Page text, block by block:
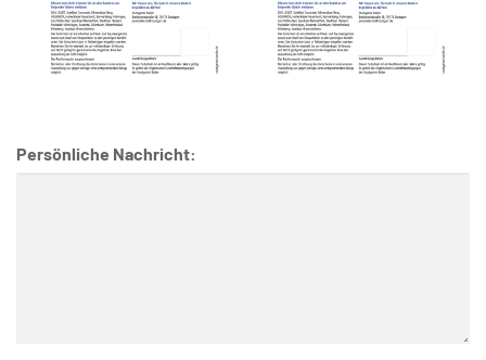
Persönliche Nachricht: